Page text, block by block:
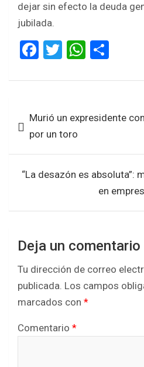
dejar sin efecto la deuda
jubilada.
F
ce
o
o
k
T
tt
W
at
A
p
ar
de
entradas
Murió un expresidente
por un toro
“La desazón es absoluta”:
en
Deja un comentario
Tu dirección de correo
publicada. Los campos
marcados con *
Comentario *